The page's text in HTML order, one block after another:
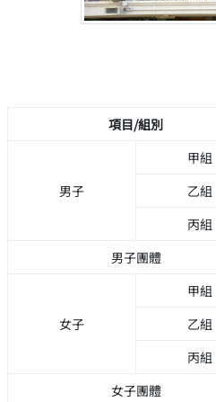
項目/組別
男子
甲組
乙組
丙組
男子團體
女子
甲組
乙組
丙組
女子團體